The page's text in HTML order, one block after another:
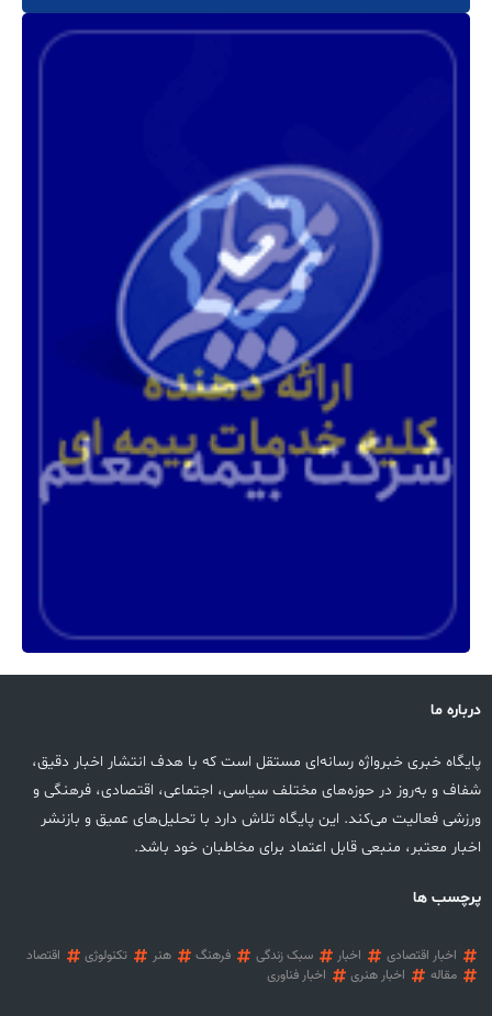
درباره ما
پایگاه خبری خبرواژه رسانه‌ای مستقل است که با هدف انتشار اخبار دقیق،
شفاف و به‌روز در حوزه‌های مختلف سیاسی، اجتماعی، اقتصادی، فرهنگی و
ورزشی فعالیت می‌کند. این پایگاه تلاش دارد با تحلیل‌های عمیق و بازنشر
اخبار معتبر، منبعی قابل اعتماد برای مخاطبان خود باشد.
پرچسب ها
اخبار اقتصادی اخبار سبک زندگی فرهنگ هنر تکنولوژی
اقتصاد
مقاله
اخبار هنری اخبار فناوری